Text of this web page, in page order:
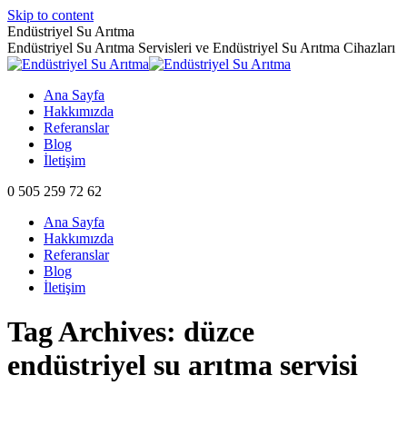
Skip to content
Endüstriyel Su Arıtma
Endüstriyel Su Arıtma Servisleri ve Endüstriyel Su Arıtma Cihazları
Ana Sayfa
Hakkımızda
Referanslar
Blog
İletişim
0 505 259 72 62
Ana Sayfa
Hakkımızda
Referanslar
Blog
İletişim
Tag Archives: düzce
endüstriyel su arıtma servisi